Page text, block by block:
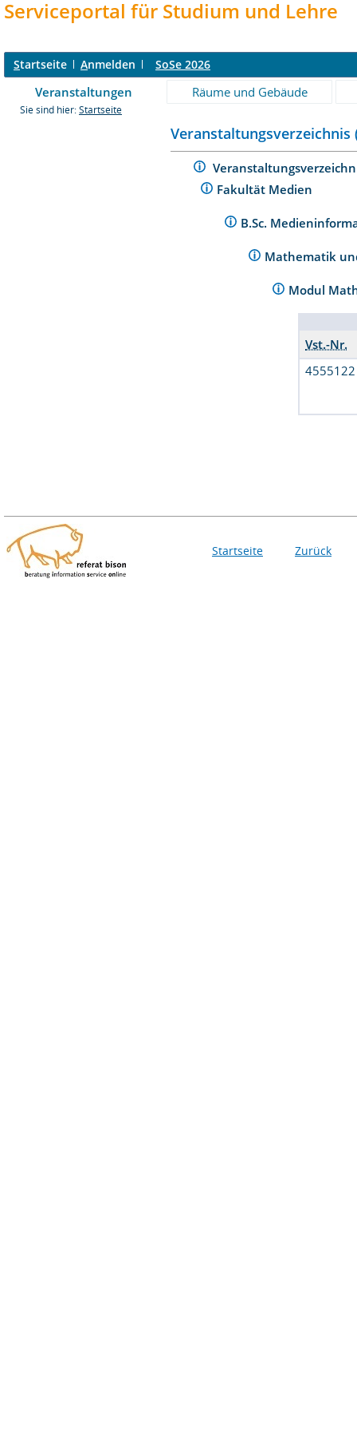
Serviceportal für Studium und Lehre
Startseite Anmelden SoSe 2026
Veranstaltungen Räume und Gebäude
Sie sind hier: Startseite
Veranstaltungsverzeichnis
Fakultät Medien
B.Sc.
Mathematik
Modul
Vst.-Nr.
4555122
Startseite Zurück